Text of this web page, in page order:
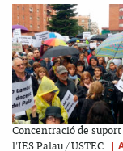
Concentració de
l'IES Palau / USTEC
|